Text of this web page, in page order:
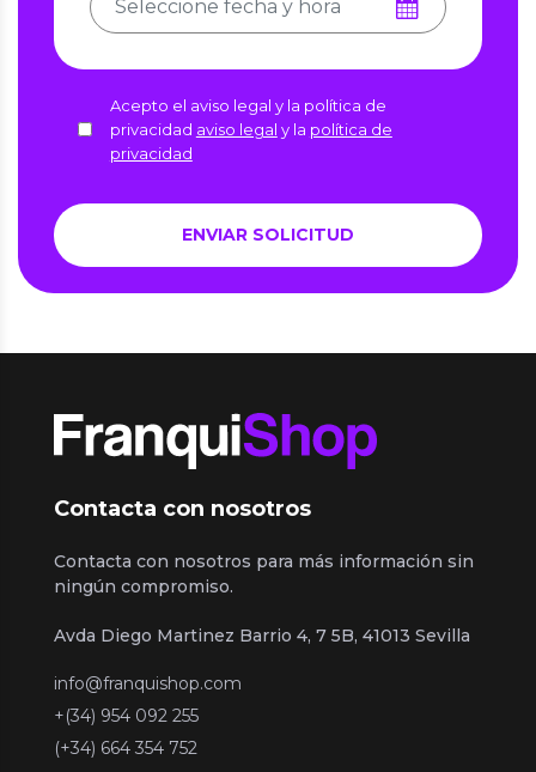
Acepto el aviso legal y la política de
privacidad aviso legal y la política de
privacidad
Contacta con nosotros
Contacta con nosotros para más información sin
ningún compromiso.
Avda Diego Martinez Barrio 4, 7 5B, 41013 Sevilla
info@franquishop.com
+(34) 954 092 255
(+34) 664 354 752